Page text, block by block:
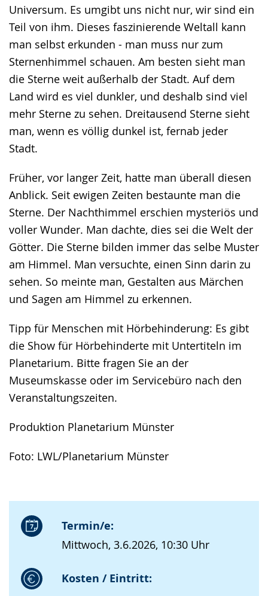
Universum. Es umgibt uns nicht nur, wir sind ein
Teil von ihm. Dieses faszinierende Weltall kann
man selbst erkunden - man muss nur zum
Sternenhimmel schauen. Am besten sieht man
die Sterne weit außerhalb der Stadt. Auf dem
Land wird es viel dunkler, und deshalb sind viel
mehr Sterne zu sehen. Dreitausend Sterne sieht
man, wenn es völlig dunkel ist, fernab jeder
Stadt.
Früher, vor langer Zeit, hatte man überall diesen
Anblick. Seit ewigen Zeiten bestaunte man die
Sterne. Der Nachthimmel erschien mysteriös und
voller Wunder. Man dachte, dies sei die Welt der
Götter. Die Sterne bilden immer das selbe Muster
am Himmel. Man versuchte, einen Sinn darin zu
sehen. So meinte man, Gestalten aus Märchen
und Sagen am Himmel zu erkennen.
Tipp für Menschen mit Hörbehinderung: Es gibt
die Show für Hörbehinderte mit Untertiteln im
Planetarium. Bitte fragen Sie an der
Museumskasse oder im Servicebüro nach den
Veranstaltungszeiten.
Produktion Planetarium Münster
Foto: LWL/Planetarium Münster
Termin/e:
Mittwoch, 3.6.2026, 10:30 Uhr
Kosten / Eintritt: